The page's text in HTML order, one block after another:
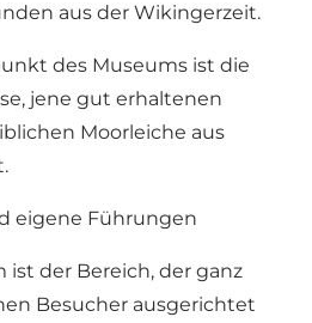
aus der Wikingerzeit.
des Museums ist die
jene gut erhaltenen
Moorleiche aus
eigene Führungen
ist der Bereich, der ganz
Besucher ausgerichtet